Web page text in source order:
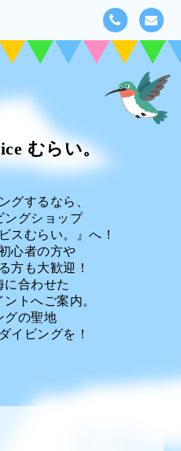
むらい。
グするなら、
ングショップ
スむらい。』へ！
心者の方や
方も大歓迎！
に合わせた
トへご案内。
グの聖地
イビングを！